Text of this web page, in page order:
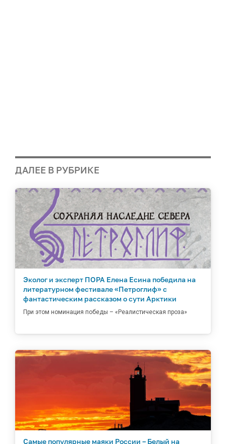
ДАЛЕЕ В РУБРИКЕ
Эколог и эксперт ПОРА Елена Есина победила на
литературном фестивале «Петроглиф» с
фантастическим рассказом о сути Арктики
При этом номинация победы – «Реалистическая проза»
Самые популярные маяки России – Белый на